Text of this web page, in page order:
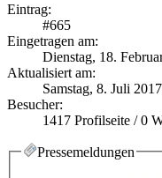
Eintrag:
#665
Eingetragen am:
Dienstag, 18.
Aktualisiert am:
Samstag, 8. Juli
Besucher:
1417 Profilseite /0
Pressemeldungen